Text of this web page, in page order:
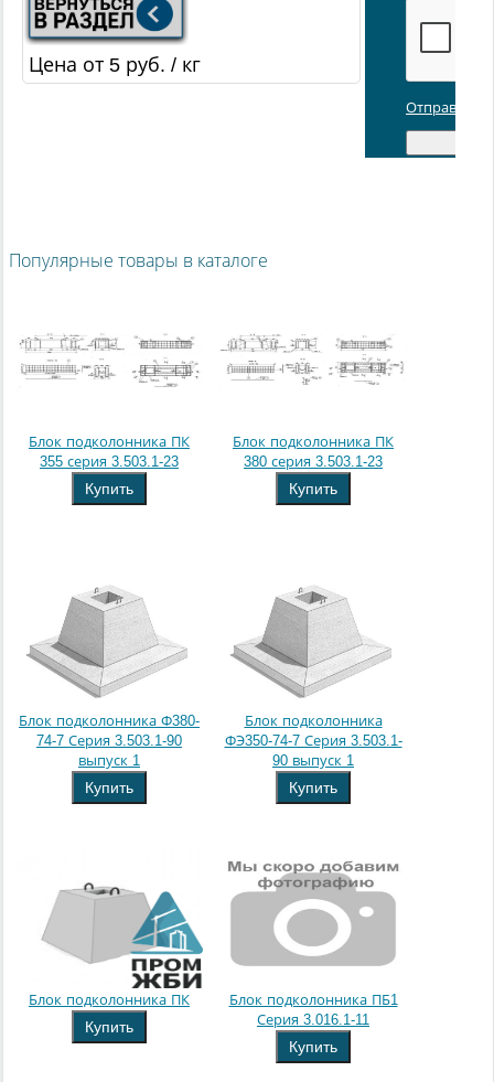
Цена от 5 руб. / кг
Отправляя
Популярные товары в каталоге
Блок подколонника ПК
355 серия 3.503.1-23
Купить
Блок подколонника ПК
380 серия 3.503.1-23
Купить
Блок подколонника Ф380-
74-7 Серия 3.503.1-90
выпуск 1
Купить
Блок подколонника
ФЭ350-74-7 Серия 3.503.1-
90 выпуск 1
Купить
Блок подколонника ПК
Купить
Блок подколонника ПБ1
Серия 3.016.1-11
Купить